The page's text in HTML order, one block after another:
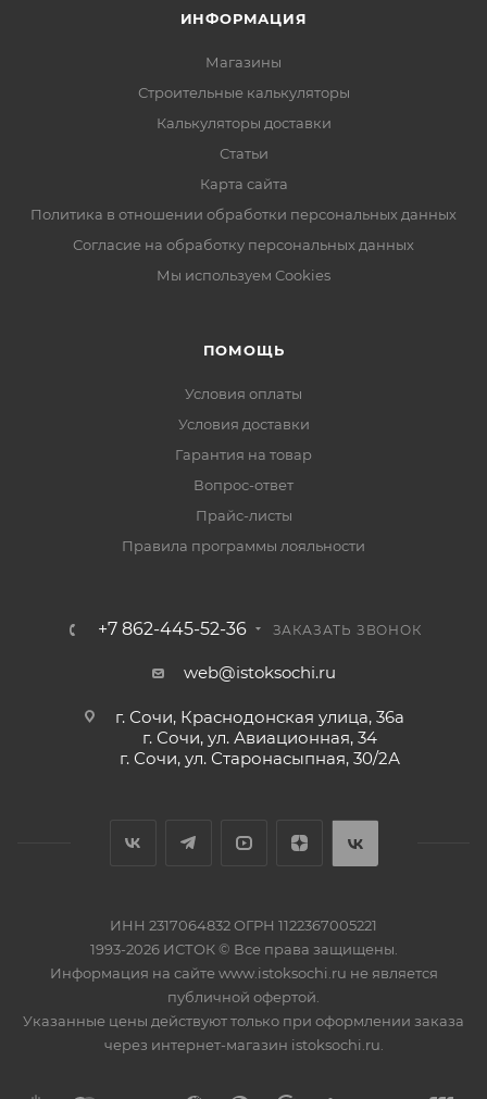
ИНФОРМАЦИЯ
Магазины
Строительные калькуляторы
Калькуляторы доставки
Статьи
Карта сайта
Политика в отношении обработки персональных данных
Согласие на обработку персональных данных
Мы используем Cookies
ПОМОЩЬ
Условия оплаты
Условия доставки
Гарантия на товар
Вопрос-ответ
Прайс-листы
Правила программы лояльности
+7 862-445-52-36 ЗАКАЗАТЬ ЗВОНОК
web@istoksochi.ru
г. Сочи, Краснодонская улица, 36а
г. Сочи, ул. Авиационная, 34
г. Сочи, ул. Старонасыпная, 30/2А
ИНН 2317064832 ОГРН 1122367005221
1993-2026 ИСТОК © Все права защищены.
Информация на сайте www.istoksochi.ru не является
публичной офертой.
Указанные цены действуют только при оформлении заказа
через интернет-магазин istoksochi.ru.